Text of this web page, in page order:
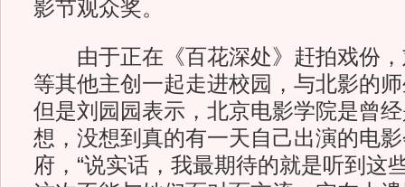
影节观众奖。
由于正在《百花深处》赶拍戏份，
等其他主创一起走进校园，与北影的
但是刘园园表示，北京电影学院是曾
想，没想到真的有一天自己出演的电
府，“说实话，我最期待的就是听到这